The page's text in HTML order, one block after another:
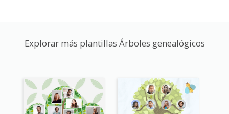
Explorar más plantillas Árboles genealógicos